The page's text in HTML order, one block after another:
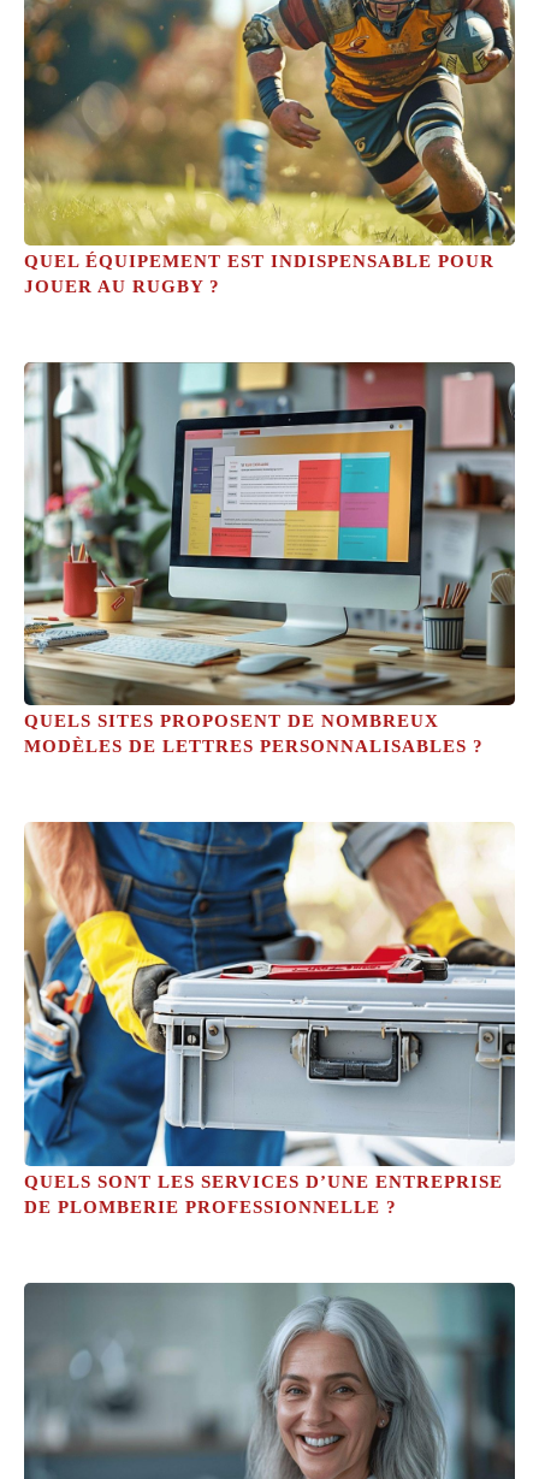
QUEL ÉQUIPEMENT EST INDISPENSABLE POUR
JOUER AU RUGBY ?
QUELS SITES PROPOSENT DE NOMBREUX
MODÈLES DE LETTRES PERSONNALISABLES ?
QUELS SONT LES SERVICES D’UNE ENTREPRISE
DE PLOMBERIE PROFESSIONNELLE ?